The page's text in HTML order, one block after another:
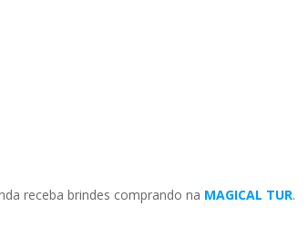
receba brindes comprando na MAGICAL TUR.